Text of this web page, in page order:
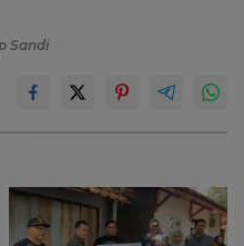
Sandi